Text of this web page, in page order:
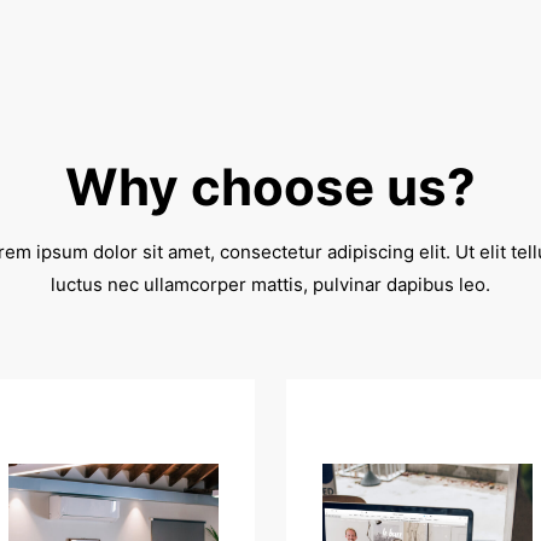
Why choose us?
ipsum dolor sit amet, consectetur adipiscing elit. Ut elit
luctus nec ullamcorper mattis, pulvinar dapibus leo.